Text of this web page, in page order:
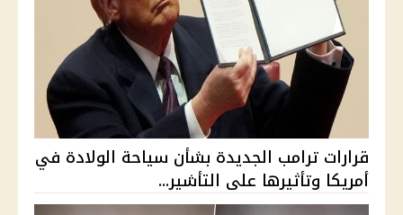
قرارات ترامب الجديدة بشأن سياحة الولادة في
أمريكا وتأثيرها على التأشير...